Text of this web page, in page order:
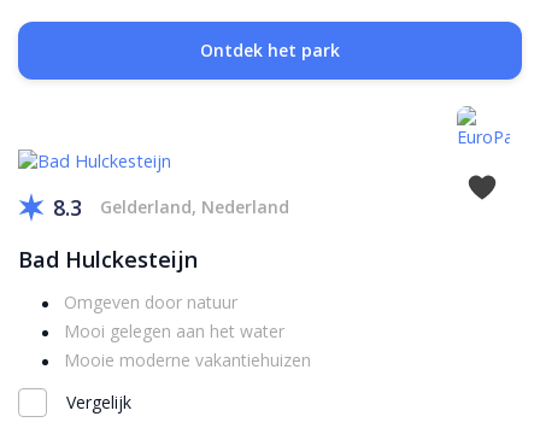
Ontdek het park
8.3 Gelderland, Nederland
Bad Hulckesteijn
Omgeven door natuur
Mooi gelegen aan het water
Mooie moderne vakantiehuizen
Vergelijk